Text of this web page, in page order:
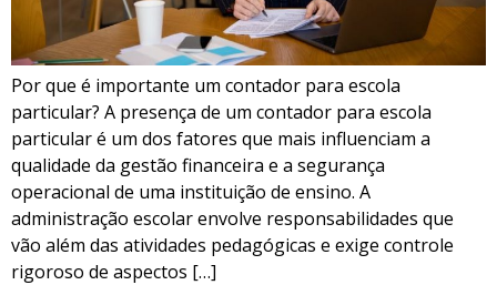
Por que é importante um contador para escola
particular? A presença de um contador para escola
particular é um dos fatores que mais influenciam a
qualidade da gestão financeira e a segurança
operacional de uma instituição de ensino. A
administração escolar envolve responsabilidades que
vão além das atividades pedagógicas e exige controle
rigoroso de aspectos […]